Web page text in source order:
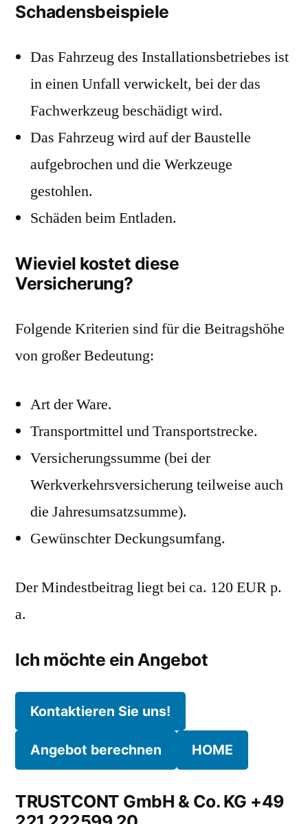
Schadensbeispiele
Das Fahrzeug des Installationsbetriebes ist
in einen Unfall verwickelt, bei der das
Fachwerkzeug beschädigt wird.
Das Fahrzeug wird auf der Baustelle
aufgebrochen und die Werkzeuge
gestohlen.
Schäden beim Entladen.
Wieviel kostet diese
Versicherung?
Folgende Kriterien sind für die Beitragshöhe
von großer Bedeutung:
Art der Ware.
Transportmittel und Transportstrecke.
Versicherungssumme (bei der
Werkverkehrsversicherung teilweise auch
die Jahresumsatzsumme).
Gewünschter Deckungsumfang.
Der Mindestbeitrag liegt bei ca. 120 EUR p.
a.
Ich möchte ein Angebot
Kontaktieren Sie uns!
Angebot berechnen HOME
TRUSTCONT GmbH & Co. KG +49